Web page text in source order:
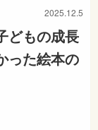
2025.12.5
どもの成長
った絵本の